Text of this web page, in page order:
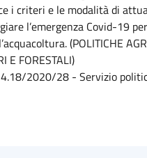
i criteri e le modalità di
l’emergenza Covid-19
(POLITICHE
E FORESTALI)
4.18/2020/28 - Servizio